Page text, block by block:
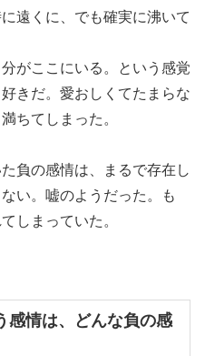
遠くに、でも確実に沸いて
がここにいる。という感覚
きだ。愛おしくてたまらな
ちてしまった。
負の感情は、まるで存在し
い。嘘のようだった。も
しまっていた。
感情は、どんな負の感